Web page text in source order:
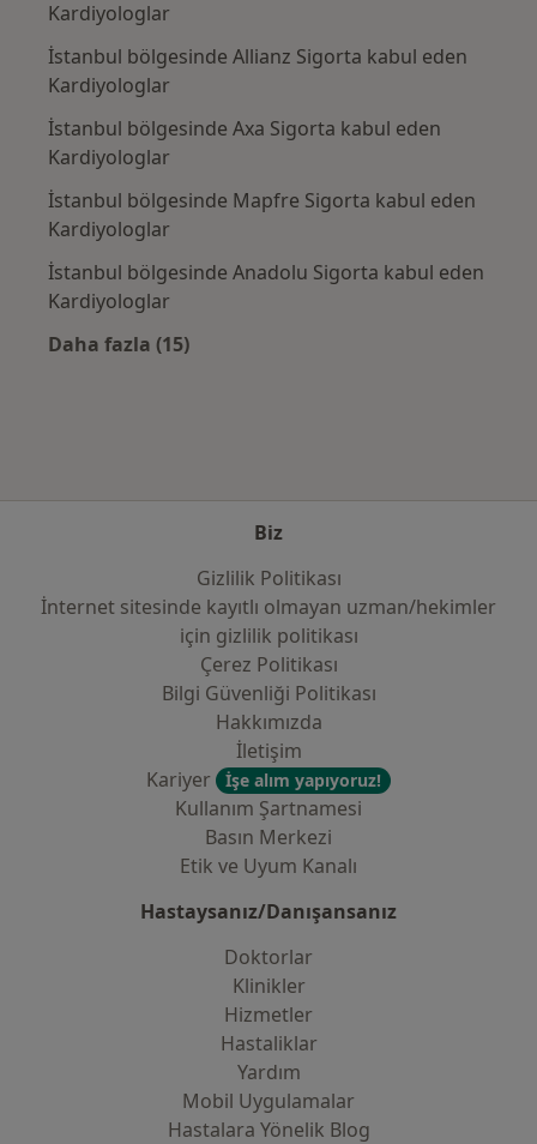
Kardiyologlar
İstanbul bölgesinde Allianz Sigorta kabul eden
Kardiyologlar
İstanbul bölgesinde Axa Sigorta kabul eden
Kardiyologlar
İstanbul bölgesinde Mapfre Sigorta kabul eden
Kardiyologlar
İstanbul bölgesinde Anadolu Sigorta kabul eden
Kardiyologlar
Daha fazla (15)
Biz
Gizlilik Politikası
İnternet sitesinde kayıtlı olmayan uzman/hekimler
i̇çin gizlilik politikası
Çerez Politikası
Bilgi Güvenliği Politikası
Hakkımızda
İletişim
Kariyer
İşe alım yapıyoruz!
Kullanım Şartnamesi
Basın Merkezi
Etik ve Uyum Kanalı
Hastaysanız/Danışansanız
Doktorlar
Klinikler
Hizmetler
Hastaliklar
Yardım
Mobil Uygulamalar
Hastalara Yönelik Blog